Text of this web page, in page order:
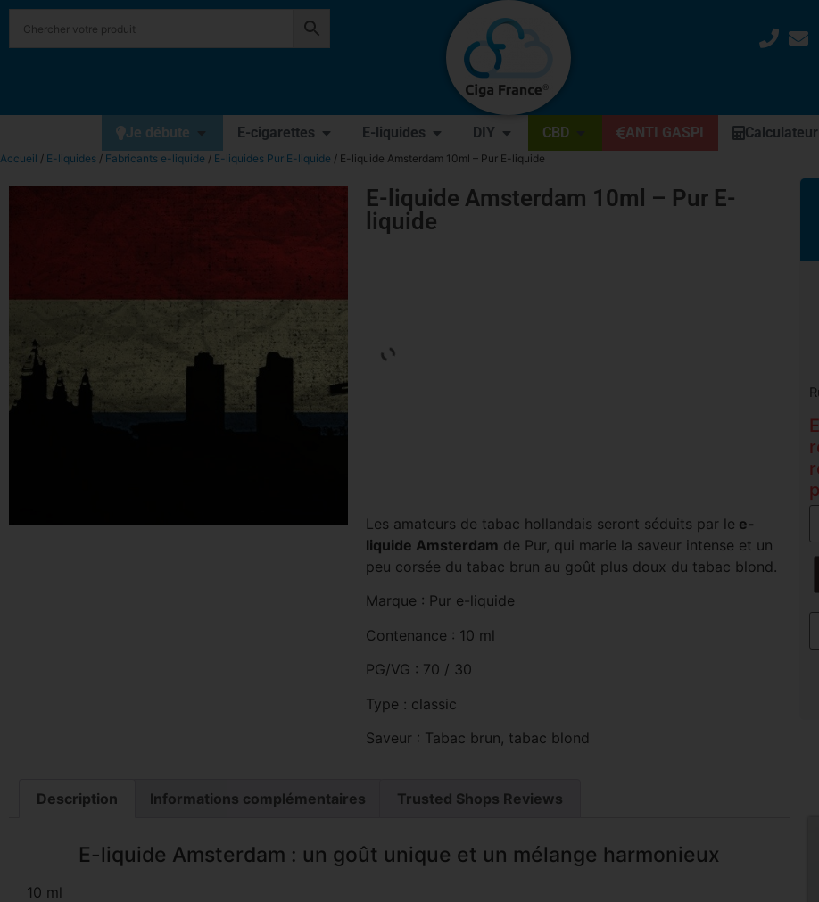
Je débute E-cigarettes E-liquides DIY CBD ANTI GASPI
Accueil / E-liquides / Fabricants e-liquide / E-liquides Pur E-liquide / E-liquide Amsterdam 10ml – Pur E-liquide
E-liquide Amsterdam 10ml – Pur E-
liquide
Les amateurs de tabac hollandais seront séduits par le e-
liquide Amsterdam de Pur, qui marie la saveur intense et un
peu corsée du tabac brun au goût plus doux du tabac blond.
Marque : Pur e-liquide
Contenance : 10 ml
PG/VG : 70 / 30
Type : classic
Saveur : Tabac brun, tabac blond
Description Informations complémentaires Trusted Shops Reviews
E-liquide Amsterdam : un goût unique et un mélange harmonieux
10 ml